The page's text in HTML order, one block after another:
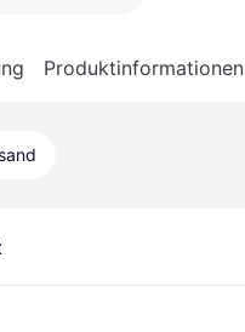
Produktinformationen